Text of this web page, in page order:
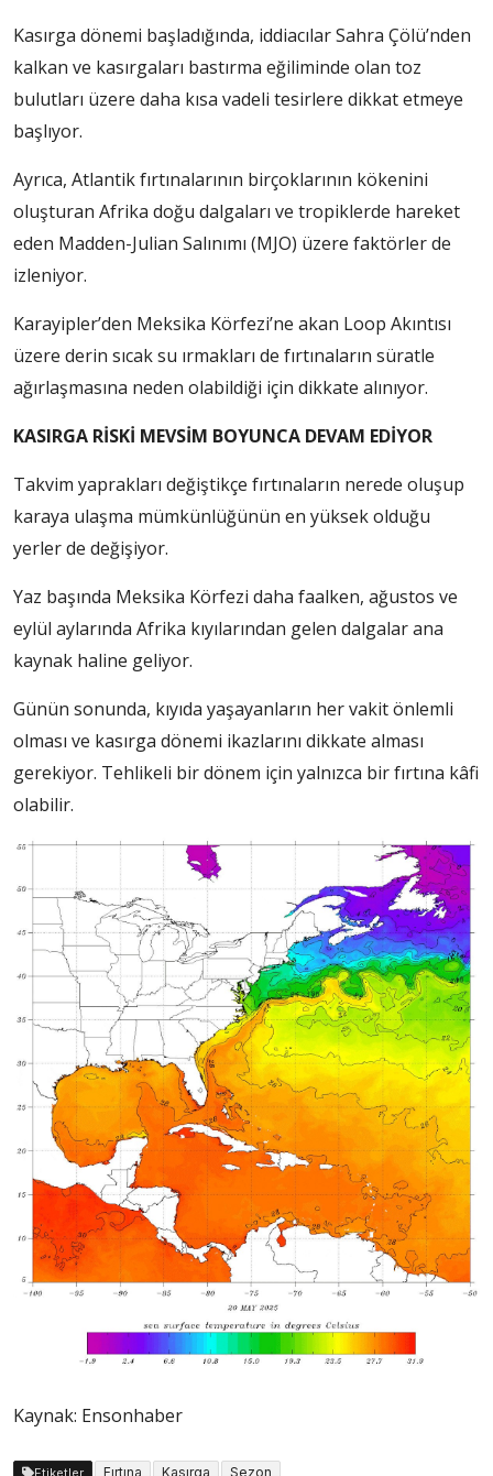
Kasırga dönemi başladığında, iddiacılar Sahra Çölü’nden
kalkan ve kasırgaları bastırma eğiliminde olan toz
bulutları üzere daha kısa vadeli tesirlere dikkat etmeye
başlıyor.
Ayrıca, Atlantik fırtınalarının birçoklarının kökenini
oluşturan Afrika doğu dalgaları ve tropiklerde hareket
eden Madden-Julian Salınımı (MJO) üzere faktörler de
izleniyor.
Karayipler’den Meksika Körfezi’ne akan Loop Akıntısı
üzere derin sıcak su ırmakları de fırtınaların süratle
ağırlaşmasına neden olabildiği için dikkate alınıyor.
KASIRGA RİSKİ MEVSİM BOYUNCA DEVAM EDİYOR
Takvim yaprakları değiştikçe fırtınaların nerede oluşup
karaya ulaşma mümkünlüğünün en yüksek olduğu
yerler de değişiyor.
Yaz başında Meksika Körfezi daha faalken, ağustos ve
eylül aylarında Afrika kıyılarından gelen dalgalar ana
kaynak haline geliyor.
Günün sonunda, kıyıda yaşayanların her vakit önlemli
olması ve kasırga dönemi ikazlarını dikkate alması
gerekiyor. Tehlikeli bir dönem için yalnızca bir fırtına kâfi
olabilir.
Kaynak: Ensonhaber
Etiketler Fırtına Kasırga Sezon